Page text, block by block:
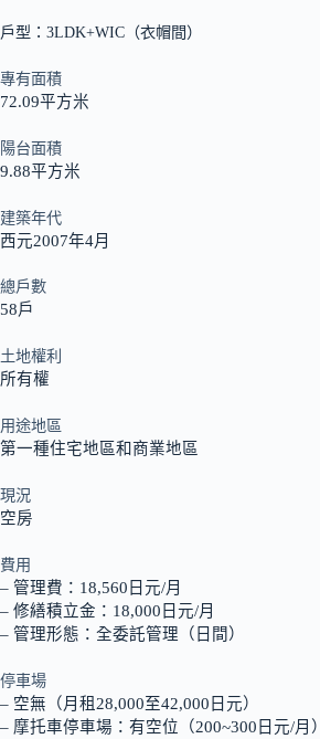
戶型：3LDK+WIC（衣帽間）
專有面積
72.09平方米
陽台面積
9.88平方米
建築年代
西元2007年4月
總戶數
58戶
土地權利
所有權
用途地區
第一種住宅地區和商業地區
現況
空房
費用
– 管理費：18,560日元/月
– 修繕積立金：18,000日元/月
– 管理形態：全委託管理（日間）
停車場
– 空無（月租28,000至42,000日元）
– 摩托車停車場：有空位（200~300日元/月）